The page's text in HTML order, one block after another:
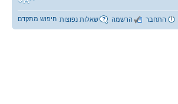
חיפוש מתקדם שאלות נפוצות הרשמה התחבר